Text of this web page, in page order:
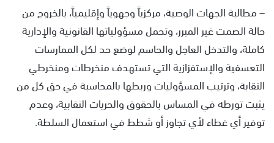
– مطالبة الجهات الوصية، مركزياً وجهوياً وإقليمياً، بالخروج من
حالة الصمت غير المبرر، وتحمل مسؤولياتها القانونية والإدارية
كاملة، والتدخل العاجل والحاسم لوضع حد لكل الممارسات
التعسفية والإستفزازية التي تستهدف منخرطات ومنخرطي
النقابة، وترتيب المسؤوليات وربطها بالمحاسبة في حق كل من
يثبت تورطه في المساس بالحقوق والحريات النقابية، وعدم
توفير أي غطاء لأي تجاوز أو شطط في استعمال السلطة.